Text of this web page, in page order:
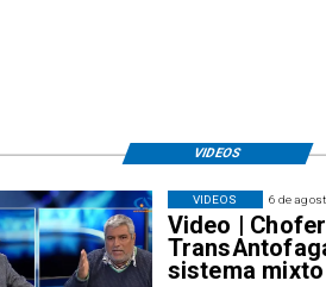
6 de
Video |
sistema
VIDEOS
VIDEOS